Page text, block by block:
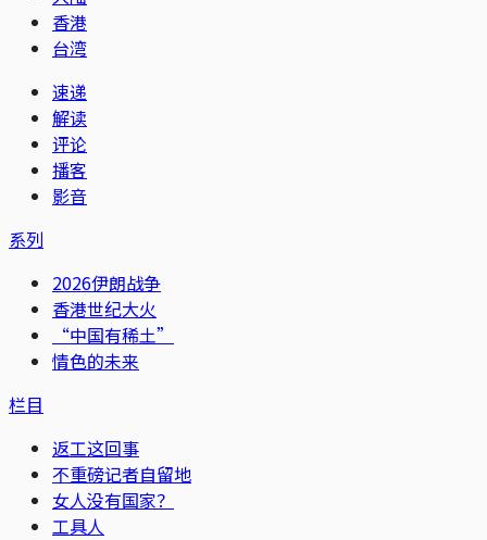
香港
台湾
速递
解读
评论
播客
影音
系列
2026伊朗战争
香港世纪大火
“中国有稀土”
情色的未来
栏目
返工这回事
不重磅记者自留地
女人没有国家？
工具人